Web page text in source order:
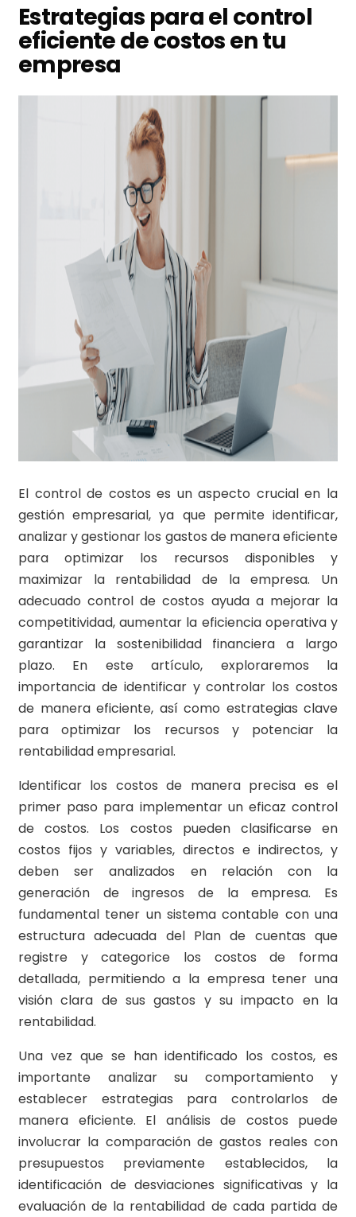
Estrategias para el control
eficiente de costos en tu
empresa
El control de costos es un aspecto crucial en la
gestión empresarial, ya que permite identificar,
analizar y gestionar los gastos de manera eficiente
para optimizar los recursos disponibles y
maximizar la rentabilidad de la empresa. Un
adecuado control de costos ayuda a mejorar la
competitividad, aumentar la eficiencia operativa y
garantizar la sostenibilidad financiera a largo
plazo. En este artículo, exploraremos la
importancia de identificar y controlar los costos
de manera eficiente, así como estrategias clave
para optimizar los recursos y potenciar la
rentabilidad empresarial.
Identificar los costos de manera precisa es el
primer paso para implementar un eficaz control
de costos. Los costos pueden clasificarse en
costos fijos y variables, directos e indirectos, y
deben ser analizados en relación con la
generación de ingresos de la empresa. Es
fundamental tener un sistema contable con una
estructura adecuada del Plan de cuentas que
registre y categorice los costos de forma
detallada, permitiendo a la empresa tener una
visión clara de sus gastos y su impacto en la
rentabilidad.
Una vez que se han identificado los costos, es
importante analizar su comportamiento y
establecer estrategias para controlarlos de
manera eficiente. El análisis de costos puede
involucrar la comparación de gastos reales con
presupuestos previamente establecidos, la
identificación de desviaciones significativas y la
evaluación de la rentabilidad de cada partida de